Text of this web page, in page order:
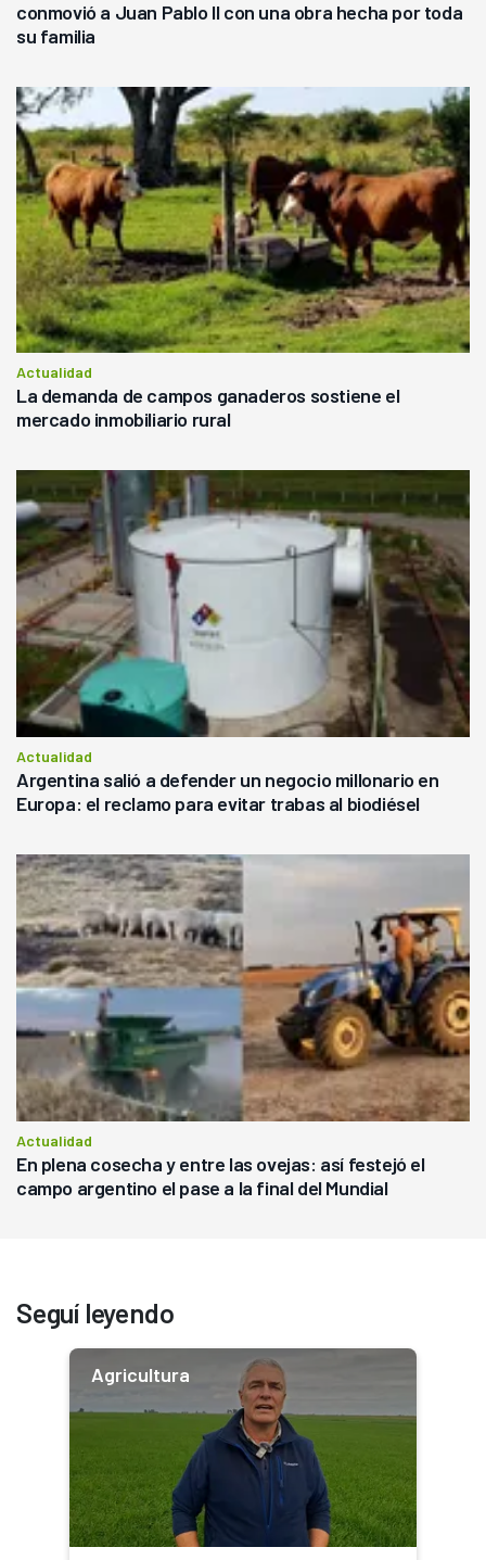
conmovió a Juan Pablo II con una obra hecha por toda
su familia
Actualidad
La demanda de campos ganaderos sostiene el
mercado inmobiliario rural
Actualidad
Argentina salió a defender un negocio millonario en
Europa: el reclamo para evitar trabas al biodiésel
Actualidad
En plena cosecha y entre las ovejas: así festejó el
campo argentino el pase a la final del Mundial
Seguí leyendo
Agricultura